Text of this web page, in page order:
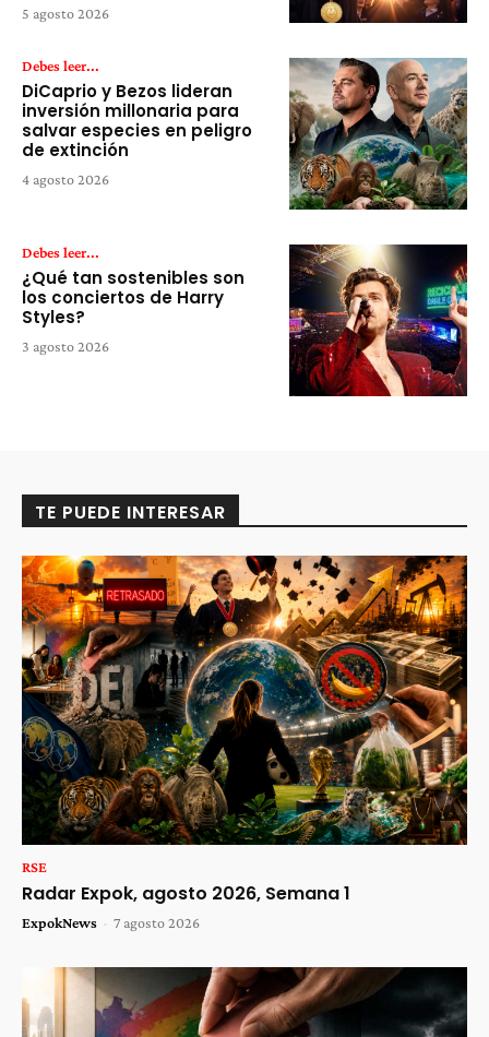
5 agosto 2026
Debes leer...
DiCaprio y Bezos lideran
inversión millonaria para
salvar especies en peligro
de extinción
4 agosto 2026
Debes leer...
¿Qué tan sostenibles son
los conciertos de Harry
Styles?
3 agosto 2026
TE PUEDE INTERESAR
RSE
Radar Expok, agosto 2026, Semana 1
ExpokNews - 7 agosto 2026